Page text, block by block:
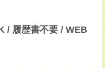
/ 履歴書不要 / WEB